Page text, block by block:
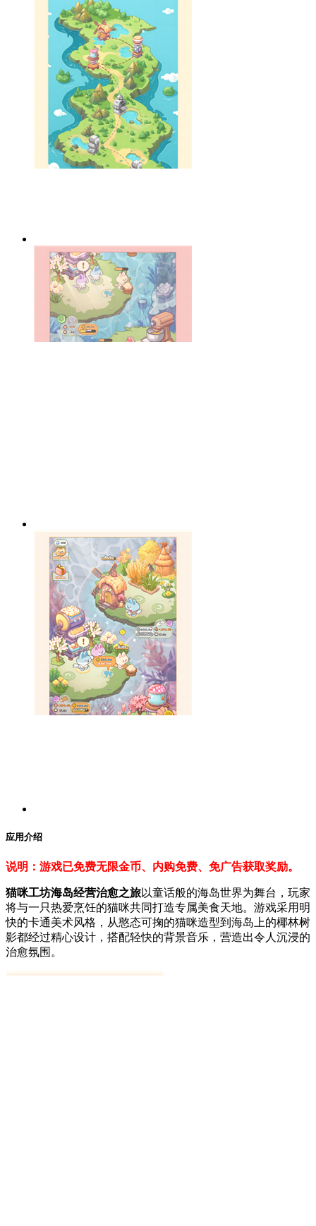
应用介绍
说明：游戏已免费无限金币、内购免费、免广告获取奖励。
猫咪工坊海岛经营治愈之旅以童话般的海岛世界为舞台，玩家
将与一只热爱烹饪的猫咪共同打造专属美食天地。游戏采用明
快的卡通美术风格，从憨态可掬的猫咪造型到海岛上的椰林树
影都经过精心设计，搭配轻快的背景音乐，营造出令人沉浸的
治愈氛围。